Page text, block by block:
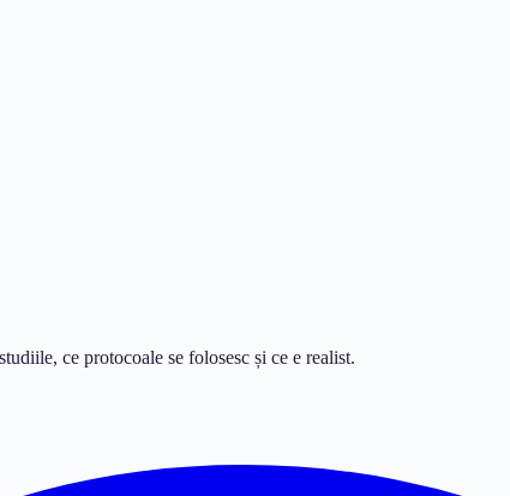
ce protocoale se folosesc și ce e realist.